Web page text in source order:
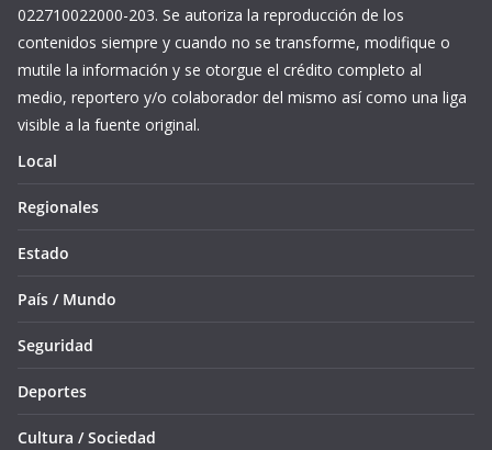
022710022000-203. Se autoriza la reproducción de los
contenidos siempre y cuando no se transforme, modifique o
mutile la información y se otorgue el crédito completo al
medio, reportero y/o colaborador del mismo así como una liga
visible a la fuente original.
Local
Regionales
Estado
País / Mundo
Seguridad
Deportes
Cultura / Sociedad